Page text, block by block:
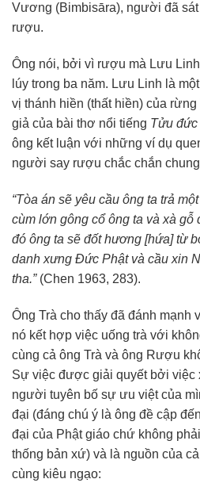
Vương (Bimbisāra), người đã
rượu.
Ông nói, bởi vì rượu mà Lưu Linh
lúy trong ba năm. Lưu Linh là
vị thánh hiền (thất hiền) của rừng
giả của bài thơ nổi tiếng Tửu đức
ông kết luận với những ví dụ
người say rượu chắc chắn
“Tòa án sẽ yêu cầu ông ta trả
cùm lớn gông cổ ông ta và xà gỗ
đó ông ta sẽ đốt hương [hứa]từ
danh xưng Đức Phậtvà cầu xin
tha.”(Chen 1963, 283).
Ông Trà cho thấy đã đánh mạnh
nó kết hợp việc uống trà với
cùng cả ông Trà và ông Rượu
Sự việc được giải quyếtbởi việc
người tuyên bố sự ưu việtcủa
đại (đáng chú ý là ông đề cập
đại của Phật giáo chứ không phải
thống bản xứ) và là nguồn của
cùng kiêu ngạo: